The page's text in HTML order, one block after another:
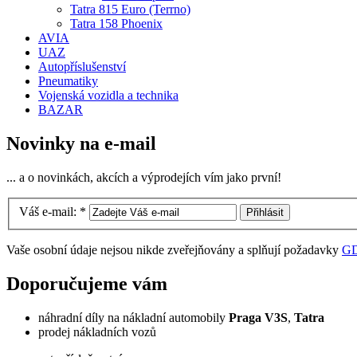
Tatra 815 Euro (Terrno)
Tatra 158 Phoenix
AVIA
UAZ
Autopříslušenství
Pneumatiky
Vojenská vozidla a technika
BAZAR
Novinky na e-mail
... a o novinkách, akcích a výprodejích vím jako první!
Váš e-mail: *
Vaše osobní údaje nejsou nikde zveřejňovány a splňují požadavky
Doporučujeme vám
náhradní díly na nákladní automobily Praga V3S, Tatra
prodej nákladních vozů